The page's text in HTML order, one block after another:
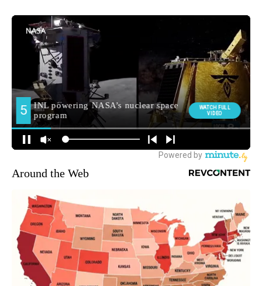
Around the Web